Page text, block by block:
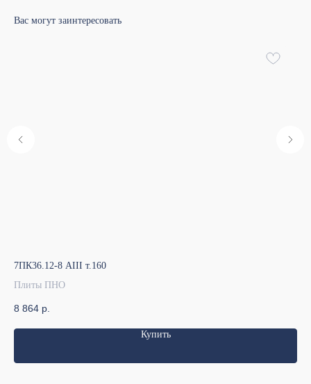
Вас могут заинтересовать
7ПК36.12-8 АIII т.160
Плиты ПНО
8 864 р.
Купить